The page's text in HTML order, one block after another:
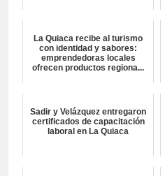
La Quiaca recibe al turismo
con identidad y sabores:
emprendedoras locales
ofrecen productos regiona...
Sadir y Velázquez entregaron
certificados de capacitación
laboral en La Quiaca